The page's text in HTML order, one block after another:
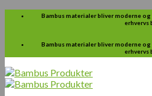
Skip
Bambus materialer bliver moderne
erhvervs
Bambus materialer bliver moderne
erhvervs